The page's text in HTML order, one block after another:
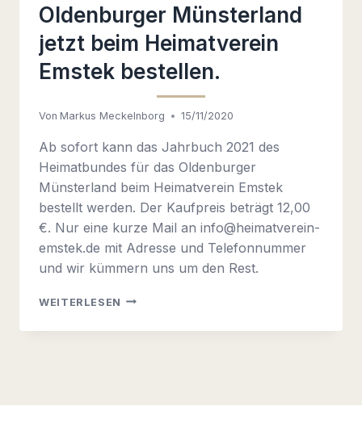
Oldenburger Münsterland
jetzt beim Heimatverein
Emstek bestellen.
Von Markus Meckelnborg 15/11/2020
Ab sofort kann das Jahrbuch 2021 des
Heimatbundes für das Oldenburger
Münsterland beim Heimatverein Emstek
bestellt werden. Der Kaufpreis beträgt 12,00
€. Nur eine kurze Mail an info@heimatverein-
emstek.de mit Adresse und Telefonnummer
und wir kümmern uns um den Rest.
WEITERLESEN JAHRBUCH
DES